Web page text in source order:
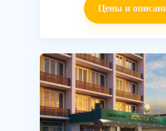
Цены и